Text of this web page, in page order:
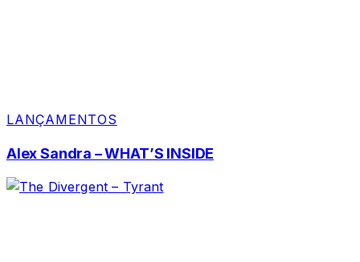
LANÇAMENTOS
Alex Sandra – WHAT’S INSIDE